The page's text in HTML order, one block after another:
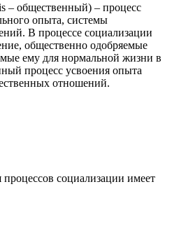
– общественный) – процесс
опыта, системы
В процессе социализации
общественно одобряемые
ему для нормальной жизни в
процесс усвоения опыта
отношений.
социализации имеет